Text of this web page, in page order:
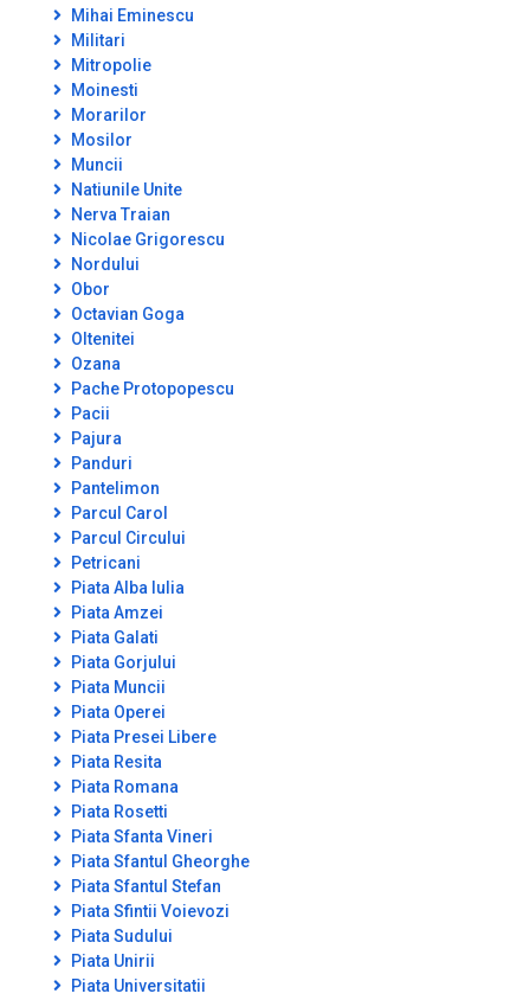
Mihai Eminescu
Militari
Mitropolie
Moinesti
Morarilor
Mosilor
Muncii
Natiunile Unite
Nerva Traian
Nicolae Grigorescu
Nordului
Obor
Octavian Goga
Oltenitei
Ozana
Pache Protopopescu
Pacii
Pajura
Panduri
Pantelimon
Parcul Carol
Parcul Circului
Petricani
Piata Alba Iulia
Piata Amzei
Piata Galati
Piata Gorjului
Piata Muncii
Piata Operei
Piata Presei Libere
Piata Resita
Piata Romana
Piata Rosetti
Piata Sfanta Vineri
Piata Sfantul Gheorghe
Piata Sfantul Stefan
Piata Sfintii Voievozi
Piata Sudului
Piata Unirii
Piata Universitatii